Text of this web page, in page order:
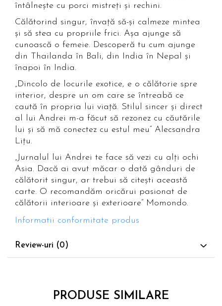
întâlnește cu porci mistreți și rechini.
Călătorind singur, învață să-și calmeze mintea
și să stea cu propriile frici. Așa ajunge să
cunoască o femeie. Descoperă tu cum ajunge
din Thailanda în Bali, din India în Nepal și
înapoi în India.
„Dincolo de locurile exotice, e o călătorie spre
interior, despre un om care se întreabă ce
caută în propria lui viață. Stilul sincer și direct
al lui Andrei m-a făcut să rezonez cu căutările
lui și să mă conectez cu estul meu” Alecsandra
Lițu.
„Jurnalul lui Andrei te face să vezi cu alți ochi
Asia. Dacă ai avut măcar o dată gânduri de
călătorit singur, ar trebui să citești această
carte. O recomandăm oricărui pasionat de
călătorii interioare și exterioare” Momondo.
Informatii conformitate produs
Review-uri (0)
PRODUSE SIMILARE